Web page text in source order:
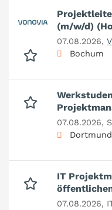
(m/w/d)
07.08.2026,
Bochum
07.08.2026,
Dortmund
IT
07.08.2026,